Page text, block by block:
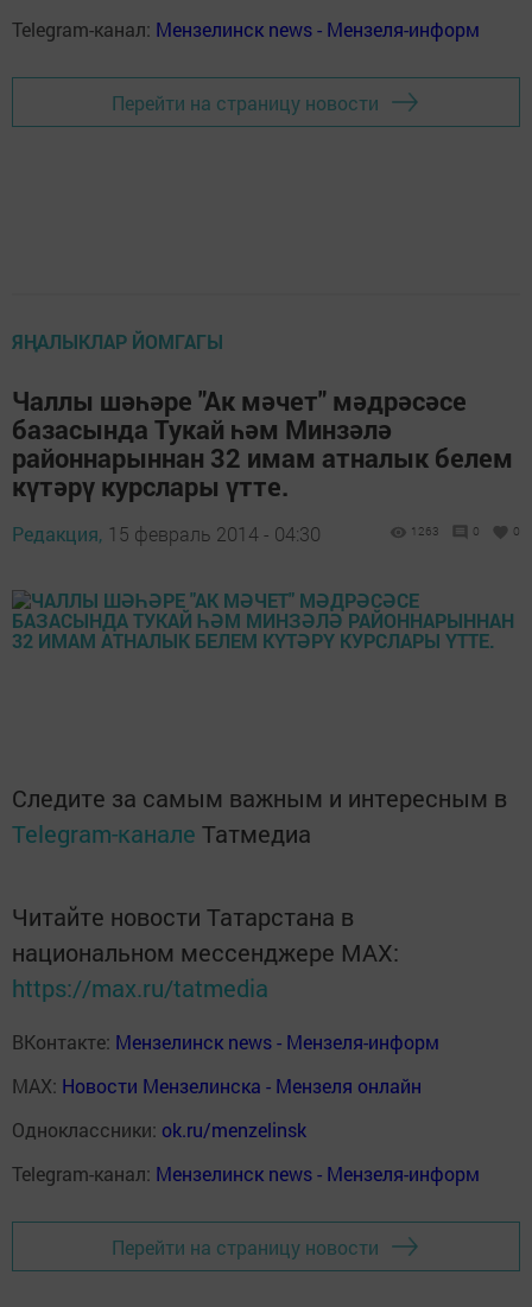
Telegram-канал: Мензелинск news - Мензеля-информ
Перейти на страницу новости
ЯҢАЛЫКЛАР ЙОМГАГЫ
Чаллы шәһәре "Ак мәчет" мәдрәсәсе
базасында Тукай һәм Минзәлә
районнарыннан 32 имам атналык белем
күтәрү курслары үтте.
Редакция, 15 февраль 2014 - 04:30 1263 0 0
Следите за самым важным и интересным в
Telegram-канале Татмедиа
Читайте новости Татарстана в
национальном мессенджере MАХ:
https://max.ru/tatmedia
ВКонтакте: Мензелинск news - Мензеля-информ
MAX: Новости Мензелинска - Мензеля онлайн
Одноклассники: ok.ru/menzelinsk
Telegram-канал: Мензелинск news - Мензеля-информ
Перейти на страницу новости